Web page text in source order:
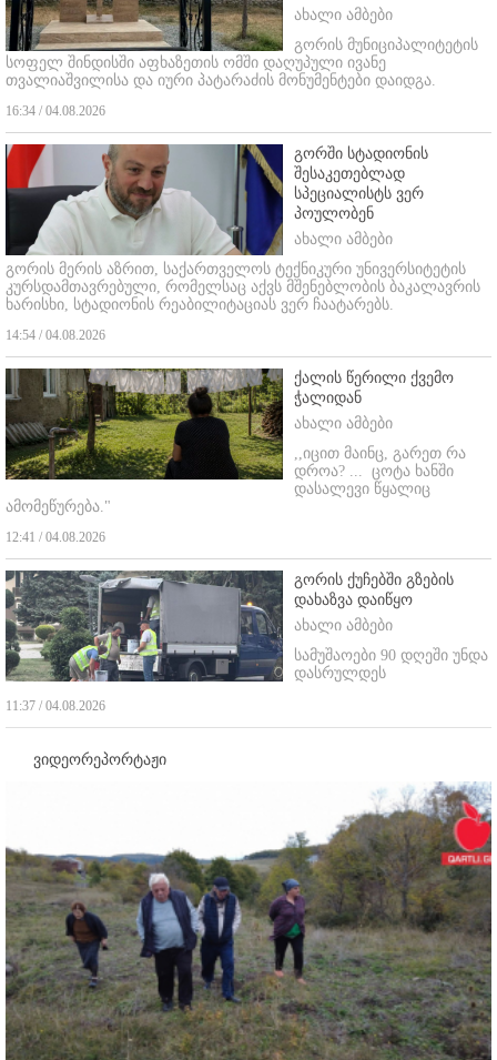
ახალი ამბები
გორის მუნიციპალიტეტის
სოფელ შინდისში აფხაზეთის ომში დაღუპული ივანე
თვალიაშვილისა და იური პატარაძის მონუმენტები დაიდგა.
16:34 / 04.08.2026
გორში სტადიონის
შესაკეთებლად
სპეციალისტს ვერ
პოულობენ
ახალი ამბები
გორის მერის აზრით, საქართველოს ტექნიკური უნივერსიტეტის
კურსდამთავრებული, რომელსაც აქვს მშენებლობის ბაკალავრის
ხარისხი, სტადიონის რეაბილიტაციას ვერ ჩაატარებს.
14:54 / 04.08.2026
ქალის წერილი ქვემო
ჭალიდან
ახალი ამბები
,,იცით მაინც, გარეთ რა
დროა? ... ცოტა ხანში
დასალევი წყალიც
ამომეწურება."
12:41 / 04.08.2026
გორის ქუჩებში გზების
დახაზვა დაიწყო
ახალი ამბები
სამუშაოები 90 დღეში უნდა
დასრულდეს
11:37 / 04.08.2026
ვიდეორეპორტაჟი